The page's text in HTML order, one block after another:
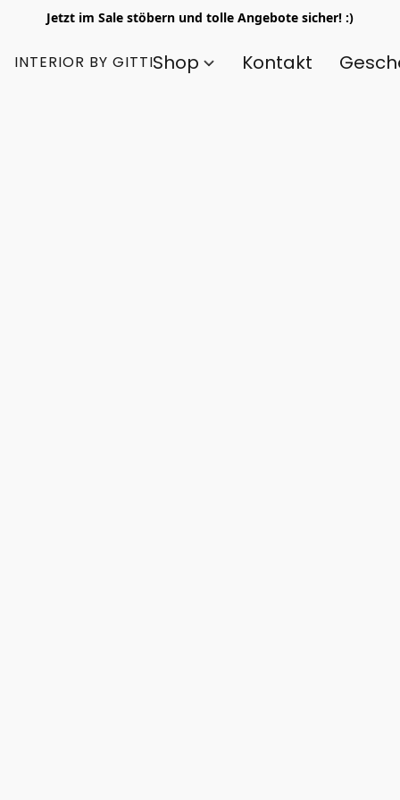
Jetzt im Sale stöbern und tolle Angebote sicher! :)
INTERIOR BY GITTIShop Kontakt